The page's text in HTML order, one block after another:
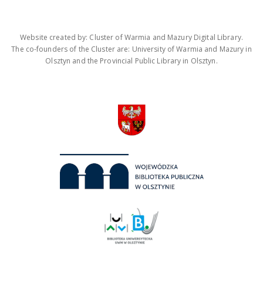
Website created by: Cluster of Warmia and Mazury Digital Library.
The co-founders of the Cluster are: University of Warmia and Mazury in
Olsztyn and the Provincial Public Library in Olsztyn.